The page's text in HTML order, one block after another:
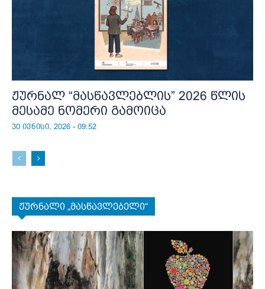
ჟურნალ “მასწავლებლის” 2026 წლის
მესამე ნომერი გამოიცა
30 ივნისი, 2026 - 09:52
ჟურნალი „მასწავლებელი“